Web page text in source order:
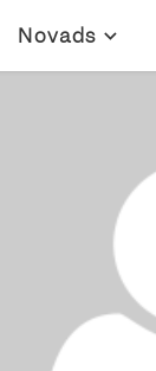
Novads